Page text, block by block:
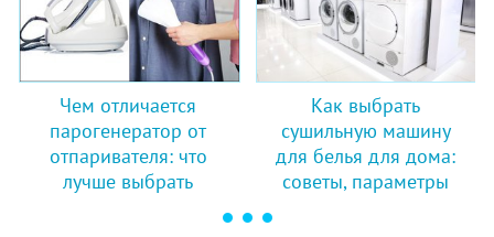
Чем отличается
парогенератор от
отпаривателя: что
лучше выбрать
Как выбрать
сушильную машину
для белья для дома:
советы, параметры